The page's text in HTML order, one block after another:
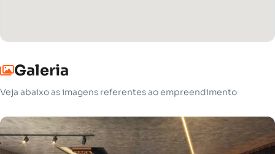
Galeria
Veja abaixo as imagens referentes ao empreendimento